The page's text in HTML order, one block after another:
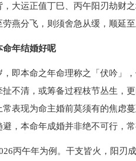
，大运正值丁巳、丙午阳刃劫财
燕分飞，则须舍急从缓，顺延至
命年结婚好呢
，即本命之年命理称之「伏吟」
扯不清，或筹备过程枝节丛生，
常表现为命主婚前莫须有的焦虑
，本命年成婚并非绝不可行，
丙午年为例。干支皆火，阳刃